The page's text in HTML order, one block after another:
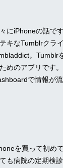
にiPhoneの話で
キなTumblrクラ
。Tumblr
めのアプリです
で情報が
を買って初め
も病院の定期検